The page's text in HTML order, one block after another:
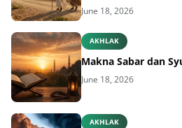
June 18, 2026
AKHLAK
Makna Sabar dan
June 18, 2026
AKHLAK